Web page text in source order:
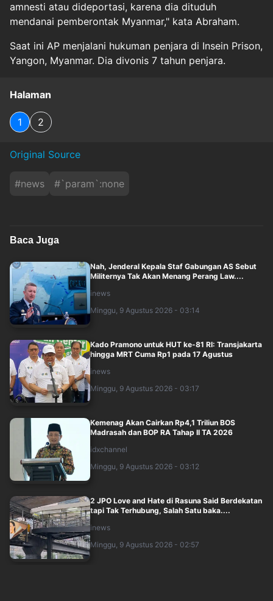
amnesti atau dideportasi, karena dia dituduh
mendanai pemberontak Myanmar," kata Abraham.
Saat ini AP menjalani hukuman penjara di Insein Prison,
Yangon, Myanmar. Dia divonis 7 tahun penjara.
Halaman
1 2
Original Source
#news #`param`:none
Baca Juga
Nah, Jenderal Kepala Staf Gabungan AS Sebut
Militernya Tak Akan Menang Perang Law....
inews
Minggu, 9 Agustus 2026 - 03:14
Kado Pramono untuk HUT ke-81 RI: Transjakarta
hingga MRT Cuma Rp1 pada 17 Agustus
inews
Minggu, 9 Agustus 2026 - 03:17
Kemenag Akan Cairkan Rp4,1 Triliun BOS
Madrasah dan BOP RA Tahap II TA 2026
idxchannel
Minggu, 9 Agustus 2026 - 03:12
2 JPO Love and Hate di Rasuna Said Berdekatan
tapi Tak Terhubung, Salah Satu baka....
inews
Minggu, 9 Agustus 2026 - 02:57